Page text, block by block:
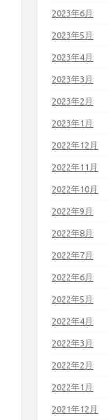
2023年6月
2023年5月
2023年4月
2023年3月
2023年2月
2023年1月
2022年12月
2022年11月
2022年10月
2022年9月
2022年8月
2022年7月
2022年6月
2022年5月
2022年4月
2022年3月
2022年2月
2022年1月
2021年12月